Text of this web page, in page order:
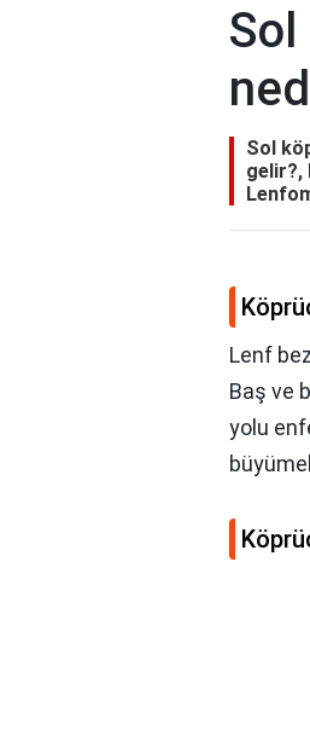
Sol
gelir?,
Lenf
Baş ve
yolu